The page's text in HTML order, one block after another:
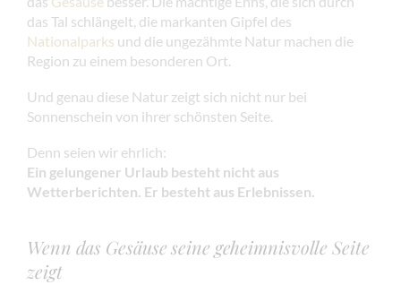
das Tal schlängelt, die markanten Gipfel des
Nationalparks und die ungezähmte Natur machen die
Region zu einem besonderen Ort.
Und genau diese Natur zeigt sich nicht nur bei
Sonnenschein von ihrer schönsten Seite.
Denn seien wir ehrlich:
Ein gelungener Urlaub besteht nicht aus
Wetterberichten. Er besteht aus Erlebnissen.
Wenn das Gesäuse seine geheimnisvolle Seite
zeigt